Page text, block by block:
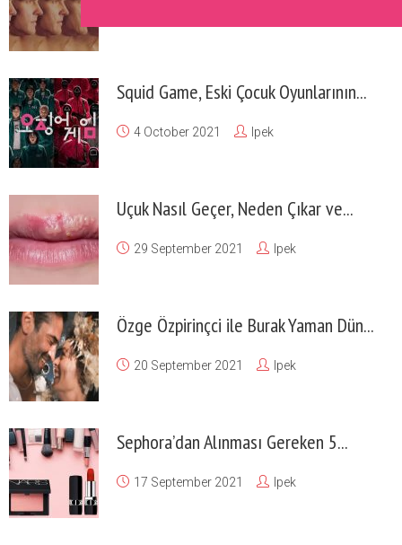
Squid Game, Eski Çocuk Oyunlarının...
4 October 2021 Ipek
Uçuk Nasıl Geçer, Neden Çıkar ve...
29 September 2021 Ipek
Özge Özpirinçci ile Burak Yaman Dün...
20 September 2021 Ipek
Sephora’dan Alınması Gereken 5...
17 September 2021 Ipek